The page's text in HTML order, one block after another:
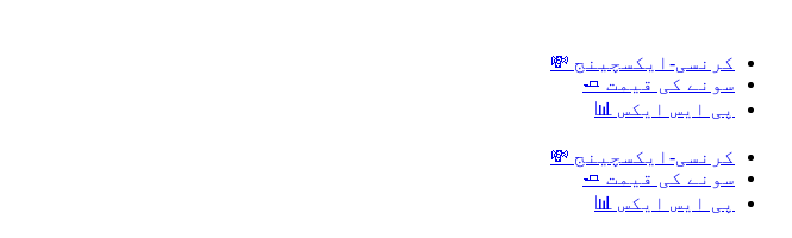
کرنسی-ایکسچینج 💸
سونے کی قیمت 🧈
پی ایس ایکس 📊
کرنسی-ایکسچینج 💸
سونے کی قیمت 🧈
پی ایس ایکس 📊